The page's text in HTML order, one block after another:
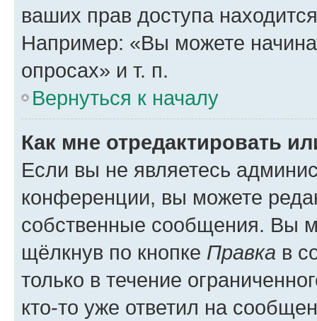
ваших прав доступа
Например: «Вы можете
опросах» и т. п.
Вернуться к началу
Как мне отредактировать
Если вы не являетесь
конференции, вы можете
собственные сообщения. Вы
щёлкнув по кнопке Правка в
только в течение
кто-то уже ответил на